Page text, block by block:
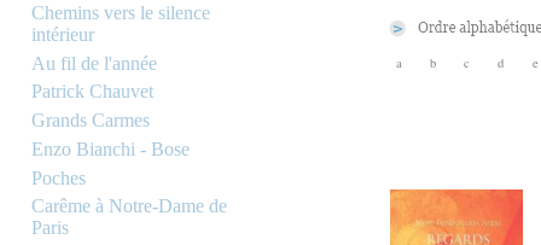
Chemins vers le silence
intérieur
Au fil de l'année
Patrick Chauvet
Grands Carmes
Enzo Bianchi - Bose
Poches
Carême à Notre-Dame de
Paris
a b c d e